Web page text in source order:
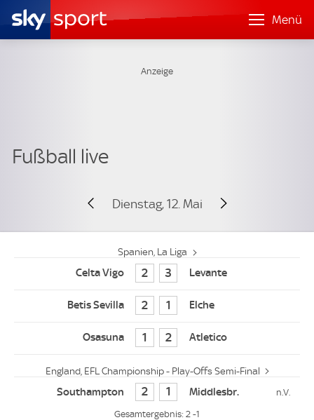
Menü
Dienstag, 12. Mai
Spanien, La Liga
2 3
2 1
1 2
England, EFL Championship - Play-Offs Semi-Final
2 1
2 -1